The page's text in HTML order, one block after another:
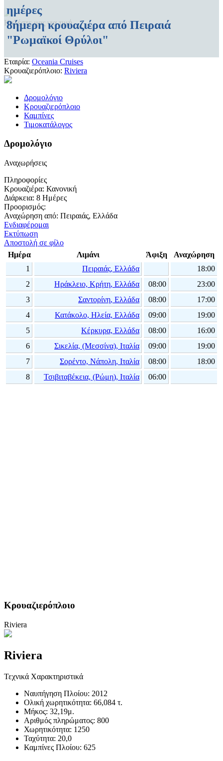
Καλέστε μας για τιμή
ημέρες
8ήμερη κρουαζιέρα από Πειραιά
"Ρωμαϊκοί Θρύλοι"
Εταιρία: Oceania Cruises
Κρουαζιερόπλοιο: Riviera
Δρομολόγιο
Κρουαζιερόπλοιο
Καμπίνες
Τιμοκατάλογος
Δρομολόγιο
Αναχωρήσεις
Πληροφορίες
Κρουαζιέρα: Κανονική
Διάρκεια: 8 Ημέρες
Προορισμός:
Αναχώρηση από: Πειραιάς, Ελλάδα
Ενδιαφέρομαι
Εκτύπωση
Αποστολή σε φίλο
Ημέρα
Λιμάνι Άφιξη
Αναχώρηση
1
Πειραιάς, Ελλάδα
18:00
2
Ηράκλειο, Κρήτη, Ελλάδα 08:00
23:00
3
Σαντορίνη, Ελλάδα 08:00
17:00
4
Κατάκολο, Ηλεία, Ελλάδα 09:00
19:00
5
Κέρκυρα, Ελλάδα 08:00
16:00
6
Σικελία, (Μεσσίνα), Ιταλία 09:00
19:00
7
Σορέντο, Νάπολη, Ιταλία 08:00
18:00
8
Τσιβιταβέκεια, (Ρώμη), Ιταλία 06:00
Κρουαζιερόπλοιο
Riviera
Riviera
Τεχνικά Χαρακτηριστικά
Ναυπήγηση Πλοίου: 2012
Ολική χωρητικότητα: 66,084 τ.
Μήκος: 32,19μ.
Αριθμός πληρώματος: 800
Χωρητικότητα: 1250
Ταχύτητα: 20,0
Καμπίνες Πλοίου: 625